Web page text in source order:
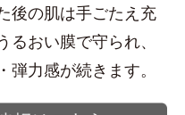
後の肌は手ごたえ充
おい膜で守られ、
力感が続きます。